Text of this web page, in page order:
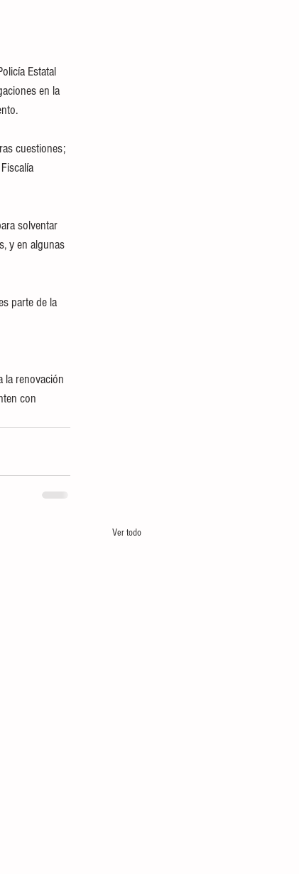
Estatal
en la
cuestiones;
solventar
y en algunas
parte de la
la renovación
con
Ver todo